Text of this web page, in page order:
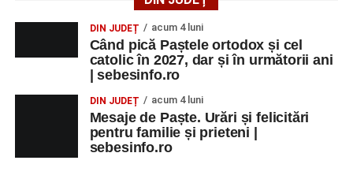
DIN JUDEȚ acum 4 luni
Când pică Paștele ortodox și cel
catolic în 2027, dar și în următorii ani
| sebesinfo.ro
DIN JUDEȚ acum 4 luni
Mesaje de Paște. Urări și felicitări
pentru familie și prieteni |
sebesinfo.ro